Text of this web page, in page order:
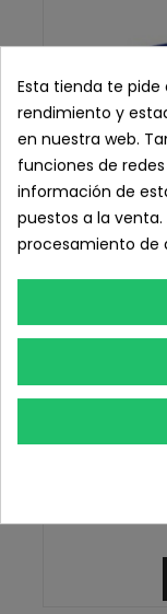
Esta tienda te
rendimiento y
en nuestra web.
funciones de
información de
puestos a la
procesamiento de